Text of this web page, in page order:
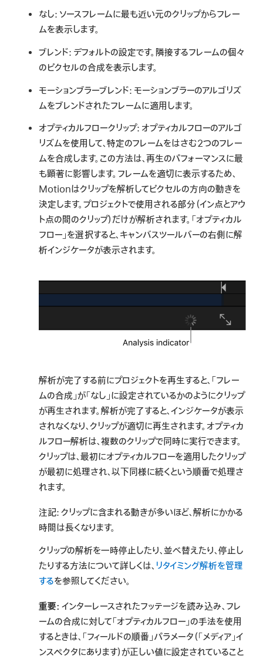
なし: ソースフレームに最も近い元のクリップからフレー
ムを表示します。
ブレンド: デフォルトの設定です。隣接するフレームの個々
のピクセルの合成を表示します。
モーションブラーブレンド: モーションブラーのアルゴリズ
ムをブレンドされたフレームに適用します。
オプティカルフロークリップ: オプティカルフローのアルゴ
リズムを使用して、特定のフレームをはさむ2つのフレー
ムを合成します。この方法は、再生のパフォーマンスに最
も顕著に影響します。フレームを適切に表示するため、
Motionはクリップを解析してピクセルの方向の動きを
決定します。プロジェクトで使用される部分（イン点とアウ
ト点の間のクリップ）だけが解析されます。「オプティカル
フロー」を選択すると、キャンバスツールバーの右側に解
析インジケータが表示されます。
解析が完了する前にプロジェクトを再生すると、「フレー
ムの合成」が「なし」に設定されているかのようにクリップ
が再生されます。解析が完了すると、インジケータが表示
されなくなり、クリップが適切に再生されます。オプティカ
ルフロー解析は、複数のクリップで同時に実行できます。
クリップは、最初にオプティカルフローを適用したクリップ
が最初に処理され、以下同様に続くという順番で処理さ
れます。
注記: クリップに含まれる動きが多いほど、解析にかかる
時間は長くなります。
クリップの解析を一時停止したり、並べ替えたり、停止し
たりする方法について詳しくは、 リタイミング解析を管理
するを参照してください。
重要: インターレースされたフッテージを読み込み、フレ
ームの合成に対して「オプティカルフロー」の手法を使用
するときは、「フィールドの順番」パラメータ（「メディア」イ
ンスペクタにあります）が正しい値に設定されていること